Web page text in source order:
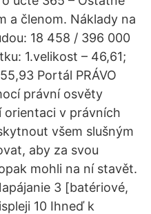
a členom. Náklady na
18 458 / 396 000
1.velikost – 46,61;
Portál PRÁVO
právní osvěty
orientaci v právních
všem slušným
aby za svou
mohli na ní stavět.
3 [batériové,
10 Ihneď k